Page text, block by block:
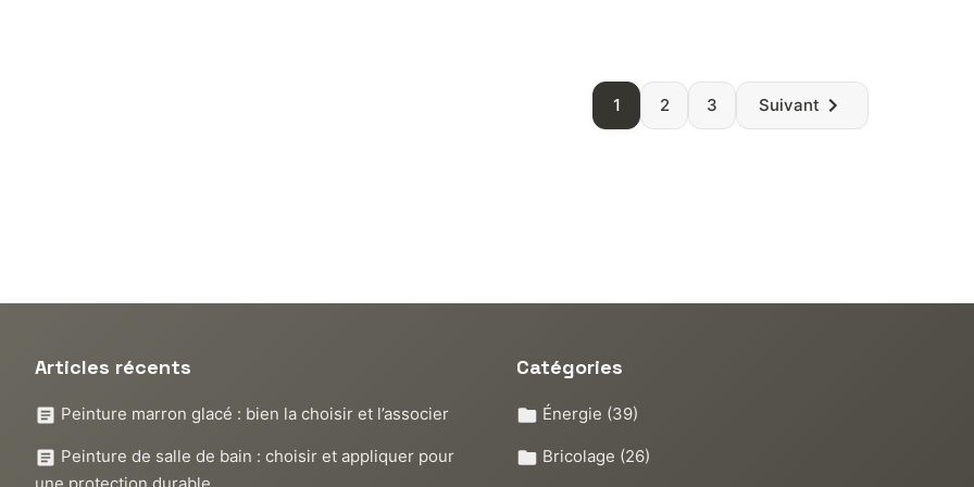
Pagination
1 2 3 Suivant
Articles récents
Peinture marron glacé : bien la choisir et l’associer
Peinture de salle de bain : choisir et appliquer pour
Catégories
Énergie (39)
Bricolage (26)